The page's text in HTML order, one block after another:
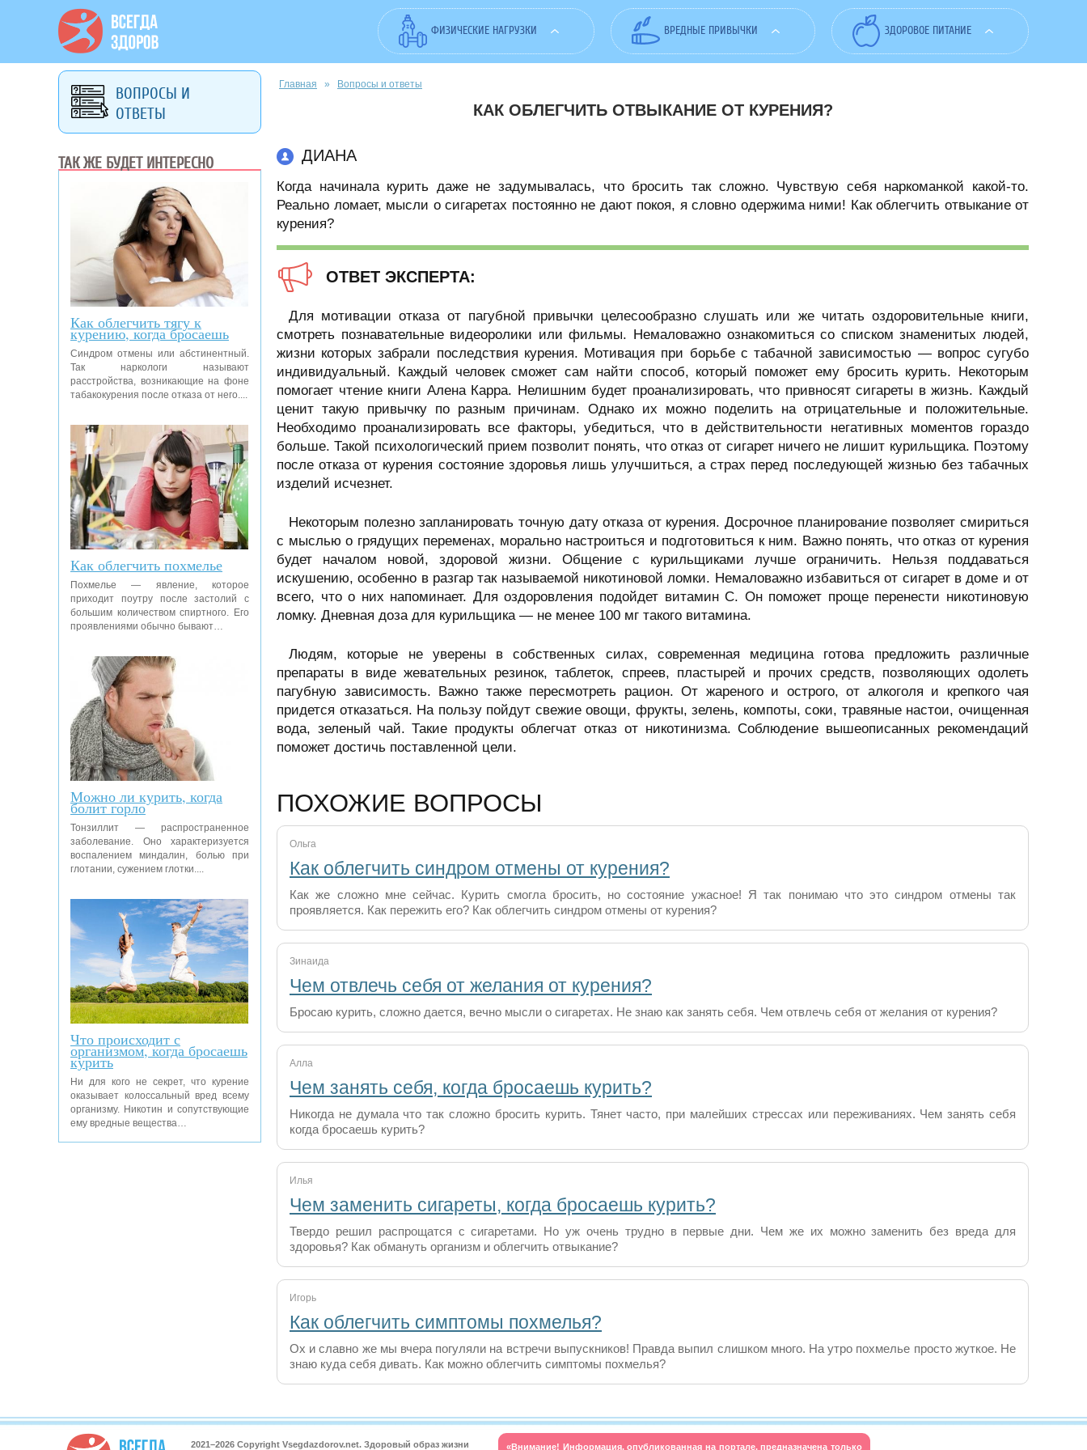
ФИЗИЧЕСКИЕ НАГРУЗКИ ВРЕДНЫЕ ПРИВЫЧКИ ЗДОРОВОЕ ПИТАНИЕ
Вы здесь
Главная » Вопросы и ответы
КАК ОБЛЕГЧИТЬ ОТВЫКАНИЕ ОТ КУРЕНИЯ?
ДИАНА
Когда начинала курить даже не задумывалась, что бросить так сложно. Чувствую себя наркоманкой какой-то.
Реально ломает, мысли о сигаретах постоянно не дают покоя, я словно одержима ними! Как облегчить отвыкание от
курения?
ОТВЕТ ЭКСПЕРТА:
Для мотивации отказа от пагубной привычки целесообразно слушать или же читать оздоровительные книги,
смотреть познавательные видеоролики или фильмы. Немаловажно ознакомиться со списком знаменитых людей,
жизни которых забрали последствия курения. Мотивация при борьбе с табачной зависимостью — вопрос сугубо
индивидуальный. Каждый человек сможет сам найти способ, который поможет ему бросить курить. Некоторым
помогает чтение книги Алена Карра. Нелишним будет проанализировать, что привносят сигареты в жизнь. Каждый
ценит такую привычку по разным причинам. Однако их можно поделить на отрицательные и положительные.
Необходимо проанализировать все факторы, убедиться, что в действительности негативных моментов гораздо
больше. Такой психологический прием позволит понять, что отказ от сигарет ничего не лишит курильщика. Поэтому
после отказа от курения состояние здоровья лишь улучшиться, а страх перед последующей жизнью без табачных
изделий исчезнет.
Некоторым полезно запланировать точную дату отказа от курения. Досрочное планирование позволяет смириться
с мыслью о грядущих переменах, морально настроиться и подготовиться к ним. Важно понять, что отказ от курения
будет началом новой, здоровой жизни. Общение с курильщиками лучше ограничить. Нельзя поддаваться
искушению, особенно в разгар так называемой никотиновой ломки. Немаловажно избавиться от сигарет в доме и от
всего, что о них напоминает. Для оздоровления подойдет витамин C. Он поможет проще перенести никотиновую
ломку. Дневная доза для курильщика — не менее 100 мг такого витамина.
Людям, которые не уверены в собственных силах, современная медицина готова предложить различные
препараты в виде жевательных резинок, таблеток, спреев, пластырей и прочих средств, позволяющих одолеть
пагубную зависимость. Важно также пересмотреть рацион. От жареного и острого, от алкоголя и крепкого чая
придется отказаться. На пользу пойдут свежие овощи, фрукты, зелень, компоты, соки, травяные настои, очищенная
вода, зеленый чай. Такие продукты облегчат отказ от никотинизма. Соблюдение вышеописанных рекомендаций
поможет достичь поставленной цели.
ПОХОЖИЕ ВОПРОСЫ
Ольга
Как облегчить синдром отмены от курения?
Как же сложно мне сейчас. Курить смогла бросить, но состояние ужасное! Я так понимаю что это синдром отмены так
проявляется. Как пережить его? Как облегчить синдром отмены от курения?
Зинаида
Чем отвлечь себя от желания от курения?
Бросаю курить, сложно дается, вечно мысли о сигаретах. Не знаю как занять себя. Чем отвлечь себя от желания от курения?
Алла
Чем занять себя, когда бросаешь курить?
Никогда не думала что так сложно бросить курить. Тянет часто, при малейших стрессах или переживаниях. Чем занять себя
когда бросаешь курить?
Илья
Чем заменить сигареты, когда бросаешь курить?
Твердо решил распрощатся с сигаретами. Но уж очень трудно в первые дни. Чем же их можно заменить без вреда для
здоровья? Как обмануть организм и облегчить отвыкание?
Игорь
Как облегчить симптомы похмелья?
Ох и славно же мы вчера погуляли на встречи выпускников! Правда выпил слишком много. На утро похмелье просто жуткое. Не
знаю куда себя дивать. Как можно облегчить симптомы похмелья?
ВОПРОСЫ И
ОТВЕТЫ
ТАК ЖЕ БУДЕТ ИНТЕРЕСНО
Как облегчить тягу к
курению, когда бросаешь
Синдром отмены или абстинентный.
Так наркологи называют
расстройства, возникающие на фоне
табакокурения после отказа от него....
Как облегчить похмелье
Похмелье — явление, которое
приходит поутру после застолий с
большим количеством спиртного. Его
проявлениями обычно бывают…
Можно ли курить, когда
болит горло
Тонзиллит — распространенное
заболевание. Оно характеризуется
воспалением миндалин, болью при
глотании, сужением глотки....
Что происходит с
организмом, когда бросаешь
курить
Ни для кого не секрет, что курение
оказывает колоссальный вред всему
организму. Никотин и сопутствующие
ему вредные вещества…
2021–2026 Copyright Vsegdazdorov.net. Здоровый образ жизни «Внимание! Информация, опубликованная на портале, предназначена только